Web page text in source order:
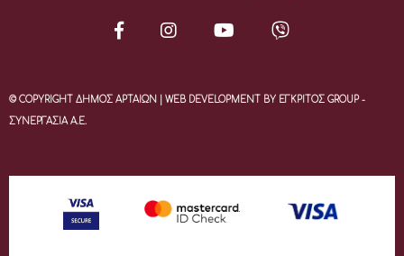
© COPYRIGHT ΔΗΜΟΣ ΑΡΤΑΙΩΝ | WEB DEVELOPMENT BY ΕΓΚΡΙΤΟΣ GROUP -
ΣΥΝΕΡΓΑΣΙΑ Α.Ε.